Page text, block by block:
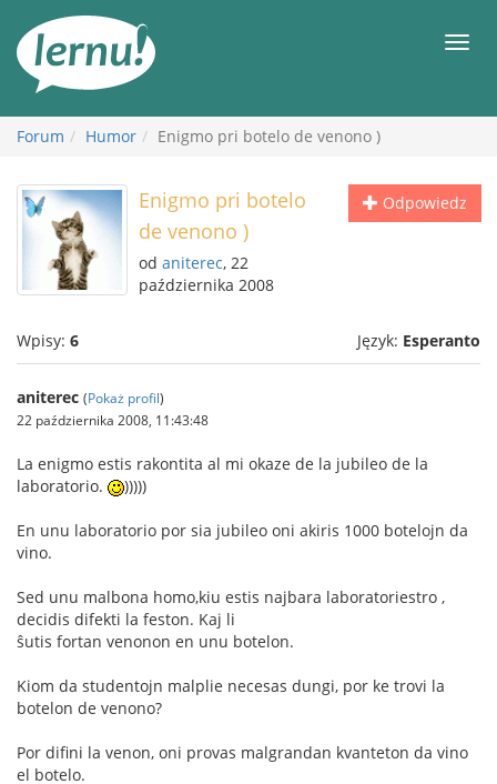
Forum Humor Enigmo pri botelo de venono )
Odpowiedz
Enigmo pri botelo
de venono )
od aniterec, 22
października 2008
Wpisy: 6 Język: Esperanto
aniterec (Pokaż profil)
22 października 2008, 11:43:48
La enigmo estis rakontita al mi okaze de la jubileo de la
laboratorio.
)))))
En unu laboratorio por sia jubileo oni akiris 1000 botelojn da
vino.
Sed unu malbona homo,kiu estis najbara laboratoriestro ,
decidis difekti la feston. Kaj li
ŝutis fortan venonon en unu botelon.
Kiom da studentojn malplie necesas dungi, por ke trovi la
botelon de venono?
Por difini la venon, oni provas malgrandan kvanteton da vino
el botelo.